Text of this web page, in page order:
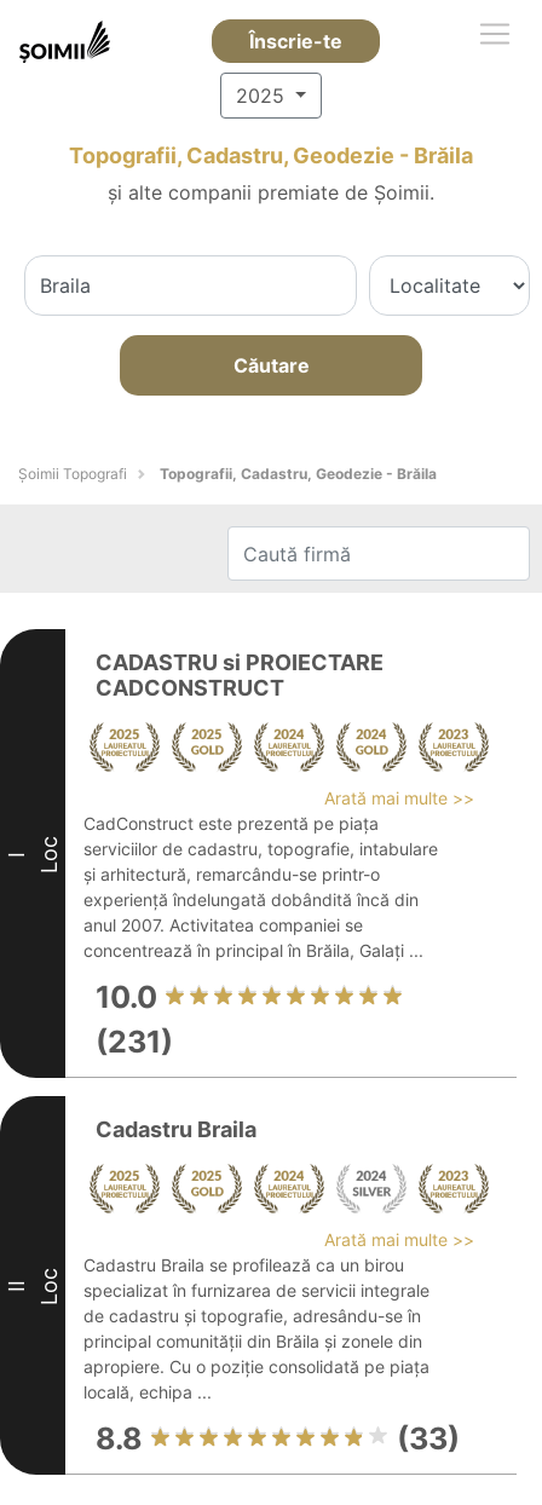
Înscrie-te
2025
Topografii, Cadastru, Geodezie - Brăila
și alte companii premiate de Șoimii.
Căutare
Șoimii Topografi Topografii, Cadastru, Geodezie - Brăila
I Loc
CADASTRU si PROIECTARE
CADCONSTRUCT
Arată mai multe >>
CadConstruct este prezentă pe piața
serviciilor de cadastru, topografie, intabulare
și arhitectură, remarcându-se printr-o
experiență îndelungată dobândită încă din
anul 2007. Activitatea companiei se
concentrează în principal în Brăila, Galați ...
10.0
(231)
II Loc
Cadastru Braila
Arată mai multe >>
Cadastru Braila se profilează ca un birou
specializat în furnizarea de servicii integrale
de cadastru și topografie, adresându-se în
principal comunității din Brăila și zonele din
apropiere. Cu o poziție consolidată pe piața
locală, echipa ...
8.8 (33)